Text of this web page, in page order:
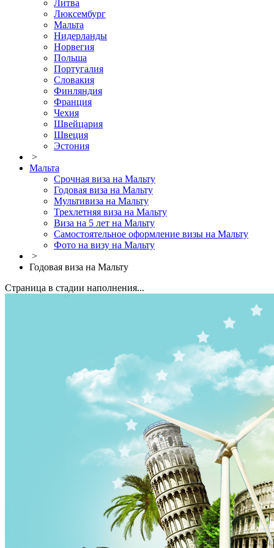
Литва
Люксембург
Мальта
Нидерланды
Норвегия
Польша
Португалия
Словакия
Финляндия
Франция
Чехия
Швейцария
Швеция
Эстония
>
Мальта
Срочная виза на Мальту
Годовая виза на Мальту
Мультивиза на Мальту
Трехлетняя виза на Мальту
Виза на 5 лет на Мальту
Самостоятельное оформление визы на Мальту
Фото на визу на Мальту
>
Годовая виза на Мальту
Страница в стадии наполнения...